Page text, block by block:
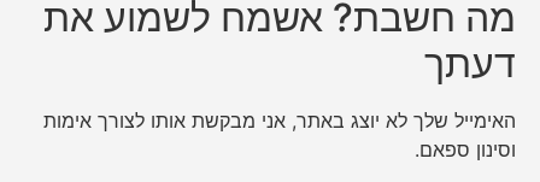
מה חשבת? אשמח לשמוע את
דעתך
האימייל שלך לא יוצג באתר, אני מבקשת אותו לצורך אימות
וסינון ספאם.